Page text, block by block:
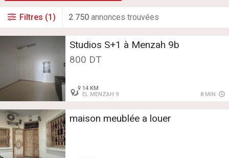
Filtres (1) 2 750 annonces trouvées
Studios S+1 à Menzah 9b
800 DT
14 KM
EL MENZAH 9
8 MIN
maison meublée a louer